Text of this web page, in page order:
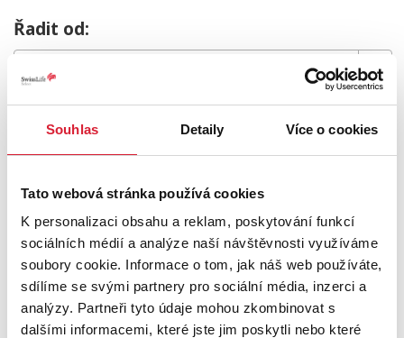
Souhlas Detaily Více o cookies
Tato webová stránka používá cookies
K personalizaci obsahu a reklam, poskytování funkcí
sociálních médií a analýze naší návštěvnosti využíváme
soubory cookie. Informace o tom, jak náš web používáte,
sdílíme se svými partnery pro sociální média, inzerci a
analýzy. Partneři tyto údaje mohou zkombinovat s
dalšími informacemi, které jste jim poskytli nebo které
O NÁS
REFERENCE
Řadit od:
MRZÍ NÁS TO,
ale požadovaný typ nemovitosti nebyl nalezen.
Zkuste upravit filtr
nebo přejděte na základní